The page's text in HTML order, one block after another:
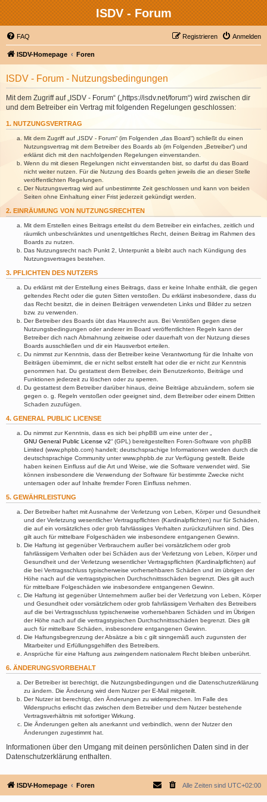
ISDV - Forum
FAQ Anmelden
Registrieren
ISDV-Homepage Foren
ISDV - Forum - Nutzungsbedingungen
Mit dem Zugriff auf „ISDV - Forum“ („https://isdv.net/forum“) wird zwischen dir
und dem Betreiber ein Vertrag mit folgenden Regelungen geschlossen:
1. NUTZUNGSVERTRAG
Mit dem Zugriff auf „ISDV - Forum“ (im Folgenden „das Board“) schließt du einen
Nutzungsvertrag mit dem Betreiber des Boards ab (im Folgenden „Betreiber“) und
erklärst dich mit den nachfolgenden Regelungen einverstanden.
Wenn du mit diesen Regelungen nicht einverstanden bist, so darfst du das Board
nicht weiter nutzen. Für die Nutzung des Boards gelten jeweils die an dieser Stelle
veröffentlichten Regelungen.
Der Nutzungsvertrag wird auf unbestimmte Zeit geschlossen und kann von beiden
Seiten ohne Einhaltung einer Frist jederzeit gekündigt werden.
2. EINRÄUMUNG VON NUTZUNGSRECHTEN
Mit dem Erstellen eines Beitrags erteilst du dem Betreiber ein einfaches, zeitlich und
räumlich unbeschränktes und unentgeltliches Recht, deinen Beitrag im Rahmen des
Boards zu nutzen.
Das Nutzungsrecht nach Punkt 2, Unterpunkt a bleibt auch nach Kündigung des
Nutzungsvertrages bestehen.
3. PFLICHTEN DES NUTZERS
Du erklärst mit der Erstellung eines Beitrags, dass er keine Inhalte enthält, die gegen
geltendes Recht oder die guten Sitten verstoßen. Du erklärst insbesondere, dass du
das Recht besitzt, die in deinen Beiträgen verwendeten Links und Bilder zu setzen
bzw. zu verwenden.
Der Betreiber des Boards übt das Hausrecht aus. Bei Verstößen gegen diese
Nutzungsbedingungen oder anderer im Board veröffentlichten Regeln kann der
Betreiber dich nach Abmahnung zeitweise oder dauerhaft von der Nutzung dieses
Boards ausschließen und dir ein Hausverbot erteilen.
Du nimmst zur Kenntnis, dass der Betreiber keine Verantwortung für die Inhalte von
Beiträgen übernimmt, die er nicht selbst erstellt hat oder die er nicht zur Kenntnis
genommen hat. Du gestattest dem Betreiber, dein Benutzerkonto, Beiträge und
Funktionen jederzeit zu löschen oder zu sperren.
Du gestattest dem Betreiber darüber hinaus, deine Beiträge abzuändern, sofern sie
gegen o. g. Regeln verstoßen oder geeignet sind, dem Betreiber oder einem Dritten
Schaden zuzufügen.
4. GENERAL PUBLIC LICENSE
Du nimmst zur Kenntnis, dass es sich bei phpBB um eine unter der „
GNU General Public License v2“ (GPL) bereitgestellten Foren-Software von phpBB
Limited (www.phpbb.com) handelt; deutschsprachige Informationen werden durch die
deutschsprachige Community unter www.phpbb.de zur Verfügung gestellt. Beide
haben keinen Einfluss auf die Art und Weise, wie die Software verwendet wird. Sie
können insbesondere die Verwendung der Software für bestimmte Zwecke nicht
untersagen oder auf Inhalte fremder Foren Einfluss nehmen.
5. GEWÄHRLEISTUNG
Der Betreiber haftet mit Ausnahme der Verletzung von Leben, Körper und Gesundheit
und der Verletzung wesentlicher Vertragspflichten (Kardinalpflichten) nur für Schäden,
die auf ein vorsätzliches oder grob fahrlässiges Verhalten zurückzuführen sind. Dies
gilt auch für mittelbare Folgeschäden wie insbesondere entgangenen Gewinn.
Die Haftung ist gegenüber Verbrauchern außer bei vorsätzlichem oder grob
fahrlässigem Verhalten oder bei Schäden aus der Verletzung von Leben, Körper und
Gesundheit und der Verletzung wesentlicher Vertragspflichten (Kardinalpflichten) auf
die bei Vertragsschluss typischerweise vorhersehbaren Schäden und im übrigen der
Höhe nach auf die vertragstypischen Durchschnittsschäden begrenzt. Dies gilt auch
für mittelbare Folgeschäden wie insbesondere entgangenen Gewinn.
Die Haftung ist gegenüber Unternehmern außer bei der Verletzung von Leben, Körper
und Gesundheit oder vorsätzlichem oder grob fahrlässigem Verhalten des Betreibers
auf die bei Vertragsschluss typischerweise vorhersehbaren Schäden und im Übrigen
der Höhe nach auf die vertragstypischen Durchschnittsschäden begrenzt. Dies gilt
auch für mittelbare Schäden, insbesondere entgangenen Gewinn.
Die Haftungsbegrenzung der Absätze a bis c gilt sinngemäß auch zugunsten der
Mitarbeiter und Erfüllungsgehilfen des Betreibers.
Ansprüche für eine Haftung aus zwingendem nationalem Recht bleiben unberührt.
6. ÄNDERUNGSVORBEHALT
Der Betreiber ist berechtigt, die Nutzungsbedingungen und die Datenschutzerklärung
zu ändern. Die Änderung wird dem Nutzer per E-Mail mitgeteilt.
Der Nutzer ist berechtigt, den Änderungen zu widersprechen. Im Falle des
Widerspruchs erlischt das zwischen dem Betreiber und dem Nutzer bestehende
Vertragsverhältnis mit sofortiger Wirkung.
Die Änderungen gelten als anerkannt und verbindlich, wenn der Nutzer den
Änderungen zugestimmt hat.
Informationen über den Umgang mit deinen persönlichen Daten sind in der
Datenschutzerklärung enthalten.
ISDV-Homepage Foren Alle Zeiten sind UTC+02:00